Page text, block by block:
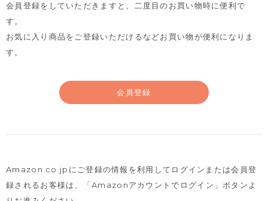
会員登録をしていただきますと、二度目のお買い物時に便利で
す。
お気に入り商品をご登録いただけるなどお買い物が便利になりま
す。
会員登録
Amazon.co.jpにご登録の情報を利用してログインまたは会員登
録されるお客様は、
「Amazonアカウントでログイン」ボタンよ